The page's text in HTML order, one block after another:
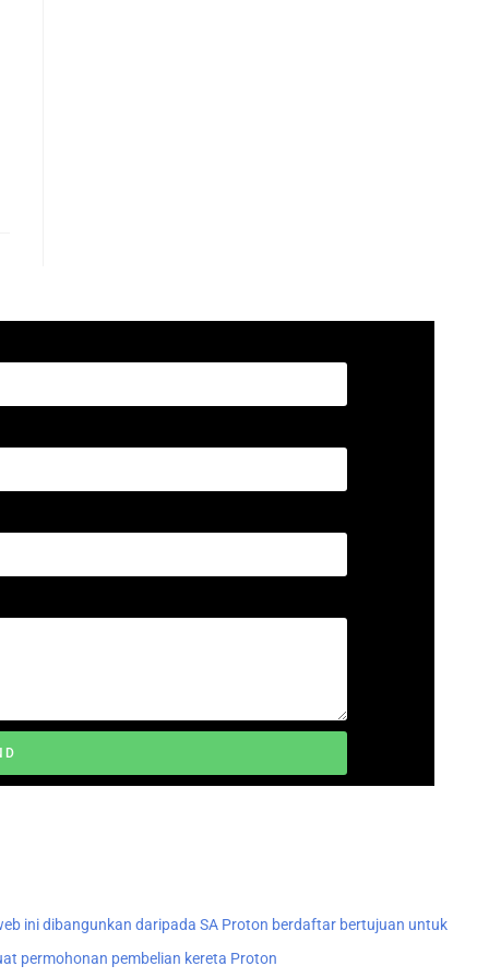
ini dibangunkan daripada SA Proton berdaftar bertujuan untuk
permohonan pembelian kereta Proton